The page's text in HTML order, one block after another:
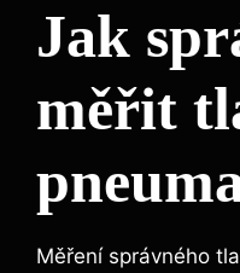
Jak
měřit
Měření správného